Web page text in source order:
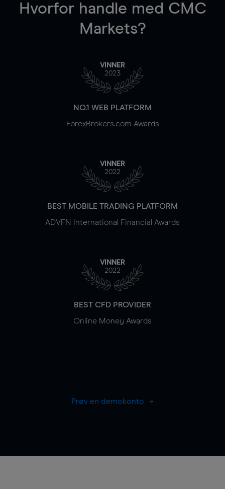
Hvorfor handle med CMC
Markets?
VINNER
2023
NO.1 WEB PLATFORM
ForexBrokers.com Awards
VINNER
2022
BEST MOBILE TRADING PLATFORM
ADVFN International Financial Awards
VINNER
2022
BEST CFD PROVIDER
Online Money Awards
Prøv en demokonto